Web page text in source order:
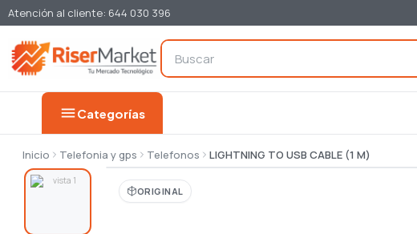
Atención al cliente: 644 030 396
menuCategorías
Inicio Telefonia y gps Telefonos LIGHTNING TO USB CABLE (1 M)
ORIGINAL